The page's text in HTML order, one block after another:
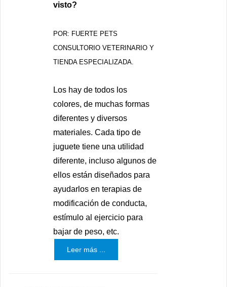
visto?
POR: FUERTE PETS
CONSULTORIO VETERINARIO Y
TIENDA ESPECIALIZADA.
Los hay de todos los
colores, de muchas formas
diferentes y diversos
materiales. Cada tipo de
juguete tiene una utilidad
diferente, incluso algunos de
ellos están diseñados para
ayudarlos en terapias de
modificación de conducta,
estímulo al ejercicio para
bajar de peso, etc.
Leer más ...